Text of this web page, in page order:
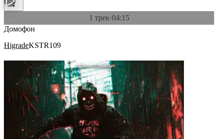
1 трек·04:15
Домофон
HigradeKSTR109